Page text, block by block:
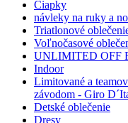
Čiapky
návleky na ruky a
Triatlonové
Voľnočasové
UNLIMITED OFF
Indoor
Limitované a
závodom - Giro
Detské oblečenie
Dresy